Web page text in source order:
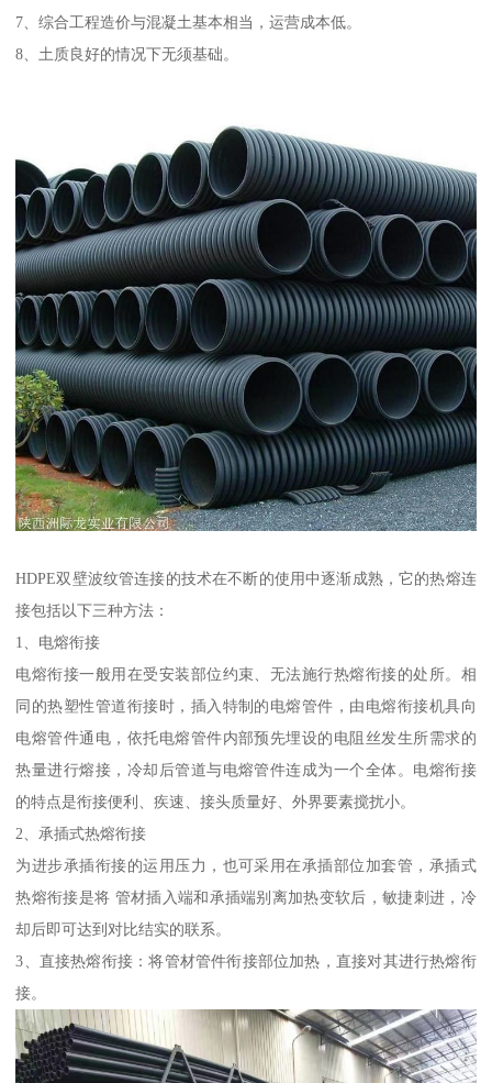
7、综合工程造价与混凝土基本相当，运营成本低。
8、土质良好的情况下无须基础。
HDPE双壁波纹管连接的技术在不断的使用中逐渐成熟，它的热熔连
接包括以下三种方法：
1、电熔衔接
电熔衔接一般用在受安装部位约束、无法施行热熔衔接的处所。相
同的热塑性管道衔接时，插入特制的电熔管件，由电熔衔接机具向
电熔管件通电，依托电熔管件内部预先埋设的电阻丝发生所需求的
热量进行熔接，冷却后管道与电熔管件连成为一个全体。电熔衔接
的特点是衔接便利、疾速、接头质量好、外界要素搅扰小。
2、承插式热熔衔接
为进步承插衔接的运用压力，也可采用在承插部位加套管，承插式
热熔衔接是将 管材插入端和承插端别离加热变软后，敏捷刺进，冷
却后即可达到对比结实的联系。
3、直接热熔衔接：将管材管件衔接部位加热，直接对其进行热熔衔
接。